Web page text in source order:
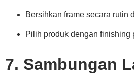
Bersihkan frame secara rutin
Pilih produk dengan finishing
7. Sambungan